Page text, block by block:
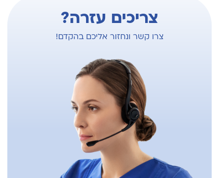
צריכים עזרה?
צרו קשר ונחזור אליכם בהקדם!